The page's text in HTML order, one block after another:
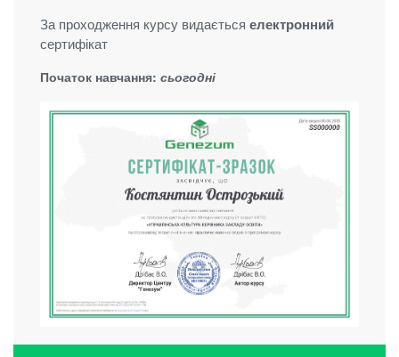
За проходження курсу видається електронний
сертифікат
Початок навчання: сьогодні